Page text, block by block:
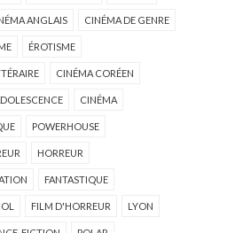
ANGLAIS CINÉMA DE GENRE
ÉROTISME
CINÉMA CORÉEN
CINÉMA
POWERHOUSE
HORREUR
FANTASTIQUE
FILM D'HORREUR LYON